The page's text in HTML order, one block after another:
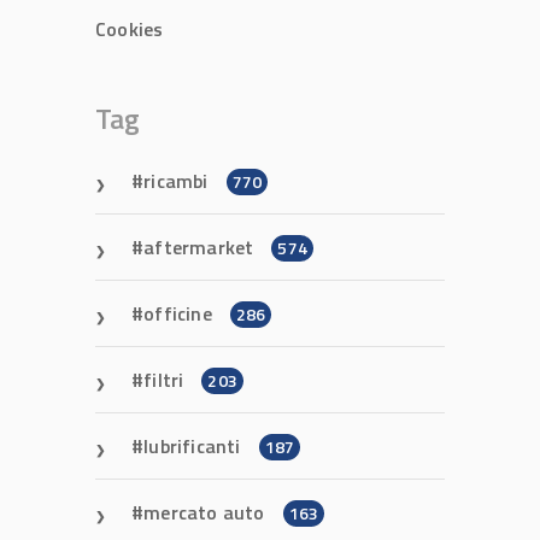
Cookies
Tag
ricambi 770
aftermarket 574
officine 286
filtri 203
lubrificanti 187
mercato auto 163